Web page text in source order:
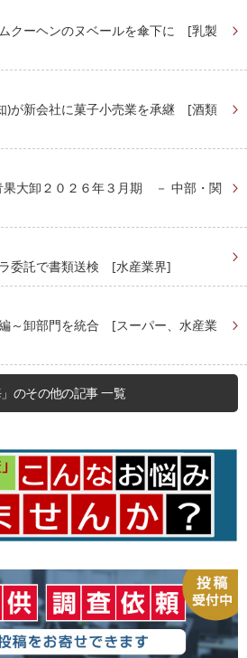
クーヘンのヌベールを傘下に [乳製
)が新会社に菓子小売業を承継 [酒類
果大卸２０２６年３月期 － 中部・関
委託で書類送検 [水産業界]
～卸部門を統合 [スーパー、水産業
」のその他の記事 一覧